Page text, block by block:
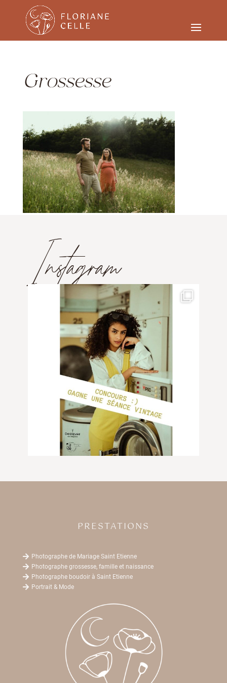
Grossesse
Instagram
PRESTATIONS
 Photographe de Mariage Saint Etienne
 Photographe grossesse, famille et naissance
 Photographe boudoir à Saint Etienne
 Portrait & Mode